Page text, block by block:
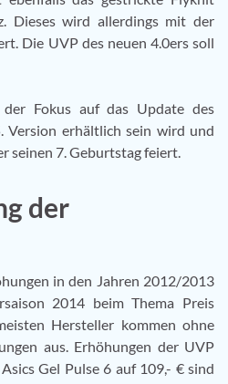
Dieses wird allerdings mit der
Die UVP des neuen 4.0ers soll
Fokus auf das Update des
Version erhältlich sein wird und
seinen 7. Geburtstag feiert.
der
in den Jahren 2012/2013
2014 beim Thema Preis
Hersteller kommen ohne
aus. Erhöhungen der UVP
Gel Pulse 6 auf 109,- € sind